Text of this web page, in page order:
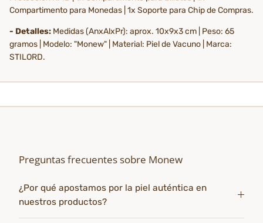
Compartimento para Monedas | 1x Soporte para Chip de Compras.
- Detalles: Medidas (AnxAlxPr): aprox. 10x9x3 cm | Peso: 65
gramos | Modelo: "Monew" | Material: Piel de Vacuno | Marca:
STILORD.
Preguntas frecuentes sobre Monew
¿Por qué apostamos por la piel auténtica en
nuestros productos?